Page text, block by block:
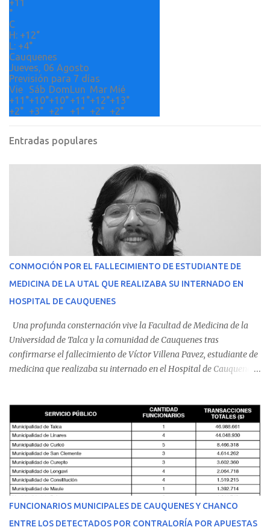
s
+11
°
C
H: +12°
L: +4°
Cauquenes
Jueves, 06 Agosto
Previsión para 7 días
Vie
Sáb DomLun Mar Mié
+11°+10°+10°+11°+12°+13°
+2° +3° +2° +1° +2° +2°
Entradas populares
CONMOCIÓN POR EL FALLECIMIENTO DE ESTUDIANTE DE
MEDICINA DE LA UTAL QUE REALIZABA SU INTERNADO EN
HOSPITAL DE CAUQUENES
Una profunda consternación vive la Facultad de Medicina de la
Universidad de Talca y la comunidad de Cauquenes tras
confirmarse el fallecimiento de Víctor Villena Pavez, estudiante de
medicina que realizaba su internado en el Hospital de Cauquenes.
malestares físicos. Dada la complejidad de su estado de salud, el
equipo médico determinó su traslado de urgencia al Hospital
Regional de Talca y dado la urgencia la ambulancia partió hacia
Talca con escolta de Carabineros. En medio del traslado, el
estudiante de medicina de 25 años, se agravó y pese a los esfuerzos
del personal de emergencia terminó falleciendo, sin alcanzar a
recibir atención especializada en el centro de destino. Apenas se
conoció la gravedad de su condición, sus padres —residentes en
FUNCIONARIOS MUNICIPALES DE CAUQUENES Y CHANCO
ENTRE LOS DETECTADOS POR CONTRALORÍA POR APUESTAS